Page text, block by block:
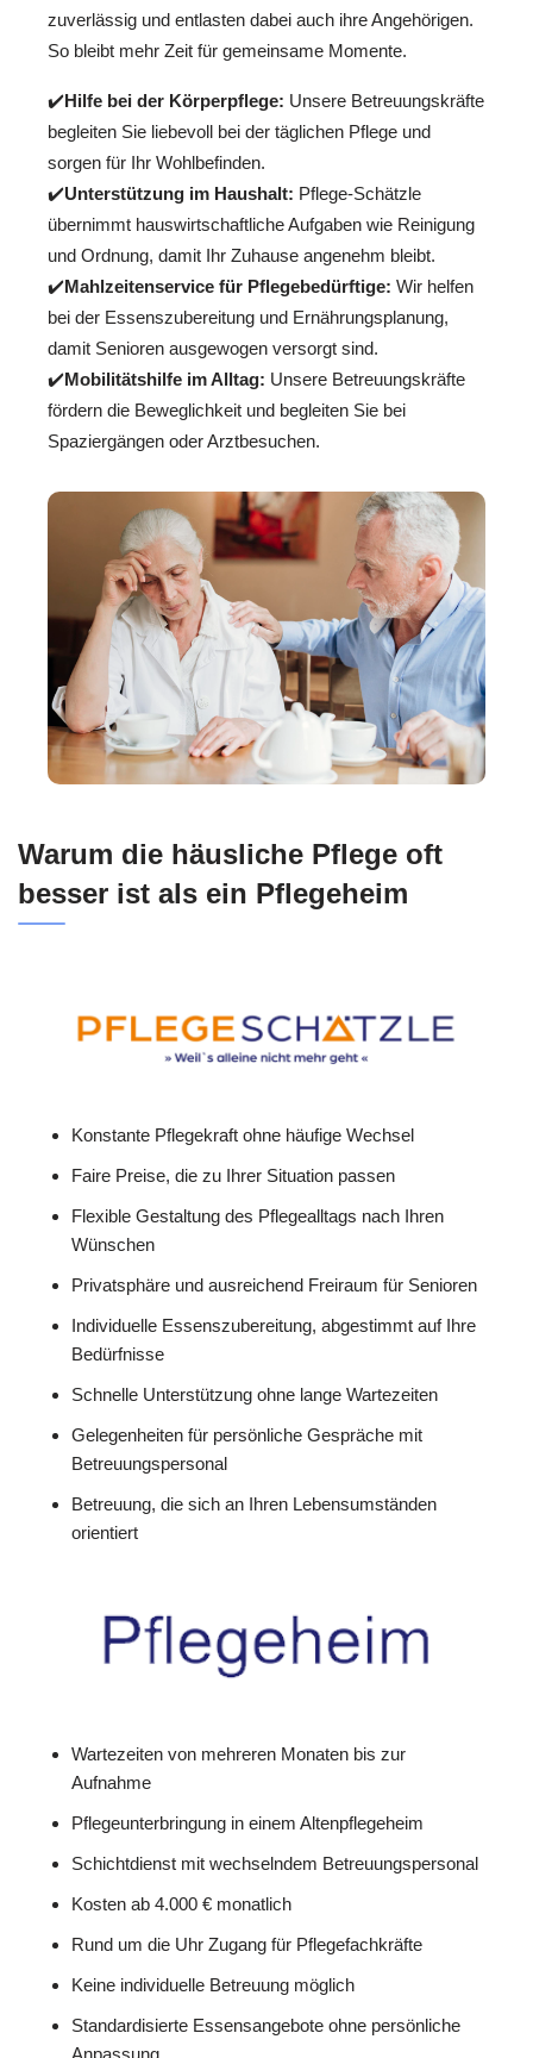
zuverlässig und entlasten dabei auch ihre Angehörigen.
So bleibt mehr Zeit für gemeinsame Momente.
✔️Hilfe bei der Körperpflege: Unsere Betreuungskräfte
begleiten Sie liebevoll bei der täglichen Pflege und
sorgen für Ihr Wohlbefinden.
✔️Unterstützung im Haushalt: Pflege-Schätzle
übernimmt hauswirtschaftliche Aufgaben wie Reinigung
und Ordnung, damit Ihr Zuhause angenehm bleibt.
✔️Mahlzeitenservice für Pflegebedürftige: Wir helfen
bei der Essenszubereitung und Ernährungsplanung,
damit Senioren ausgewogen versorgt sind.
✔️Mobilitätshilfe im Alltag: Unsere Betreuungskräfte
fördern die Beweglichkeit und begleiten Sie bei
Spaziergängen oder Arztbesuchen.
Warum die häusliche Pflege oft
besser ist als ein Pflegeheim
Konstante Pflegekraft ohne häufige Wechsel
Faire Preise, die zu Ihrer Situation passen
Flexible Gestaltung des Pflegealltags nach Ihren
Wünschen
Privatsphäre und ausreichend Freiraum für Senioren
Individuelle Essenszubereitung, abgestimmt auf Ihre
Bedürfnisse
Schnelle Unterstützung ohne lange Wartezeiten
Gelegenheiten für persönliche Gespräche mit
Betreuungspersonal
Betreuung, die sich an Ihren Lebensumständen
orientiert
Wartezeiten von mehreren Monaten bis zur
Aufnahme
Pflegeunterbringung in einem Altenpflegeheim
Schichtdienst mit wechselndem Betreuungspersonal
Kosten ab 4.000 € monatlich
Rund um die Uhr Zugang für Pflegefachkräfte
Keine individuelle Betreuung möglich
Standardisierte Essensangebote ohne persönliche
Anpassung